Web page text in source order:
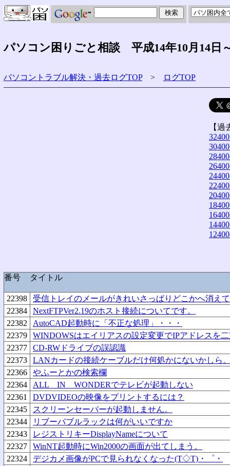
パソコン困りごと相談 平成14年10月14日
パソコントラブル解決・過去ログTOP> ログTOP
【
番号 タイトル
22398
受信トレイのメールがきれいさっぱりどこかへ消え
22384
NextFTPVer2.19のホスト接続についてです。
22382
AutoCAD起動時に「不正な処理」・・・
22379
WINDOWSはエイリアスの設定変更でIPアドレスを
22377
CD-RWドライブの誤認識
22373
LANカードの接続ケーブルだけ何処かにないかしら
22366
やふーとかの検索欄
22364
ALL IN WONDERでテレビが起動しない
22361
DVDVIDEOの映像をプリントするには？
22345
スクリーンセーバーが起動しません。
22344
リブーバブルラックは何がいいですか
22343
レジストリキーDisplayNameについて
22327
WinNT起動時にWin2000の画面が出てしまう。
22324
デジカメ画像がPCで見られなくなった(T◇T)・゜・